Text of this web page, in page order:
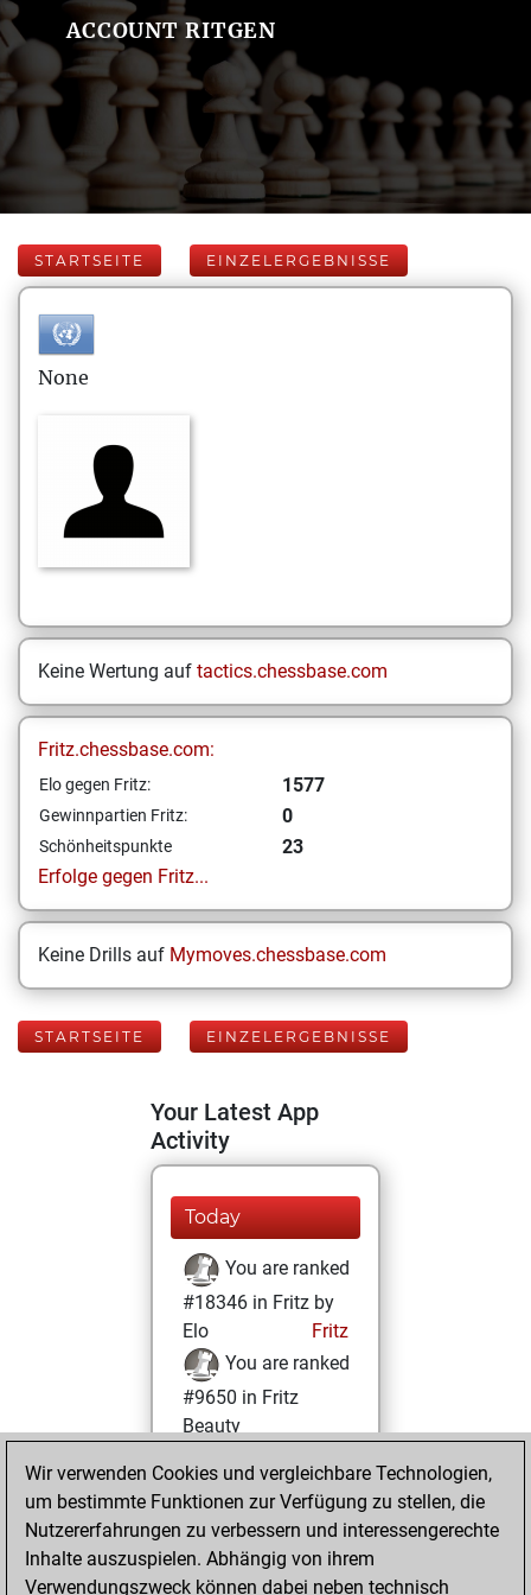
ACCOUNT RITGEN
STARTSEITE EINZELERGEBNISSE
None
Keine Wertung auf tactics.chessbase.com
Fritz.chessbase.com:
Elo gegen Fritz: 1577
Gewinnpartien Fritz: 0
Schönheitspunkte
23
Erfolge gegen Fritz...
Keine Drills auf Mymoves.chessbase.com
STARTSEITE EINZELERGEBNISSE
Your Latest App
Activity
Today
You are ranked
#18346 in Fritz by
Elo
Fritz
You are ranked
#9650 in Fritz
Beauty
Dienstag,
November 30,
2021
You achieved a
Wir verwenden Cookies und vergleichbare Technologien,
um bestimmte Funktionen zur Verfügung zu stellen, die
Nutzererfahrungen zu verbessern und interessengerechte
Inhalte auszuspielen. Abhängig von ihrem
Verwendungszweck können dabei neben technisch